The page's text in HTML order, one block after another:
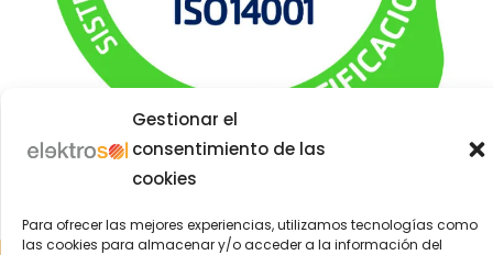
Gestionar el
consentimiento de las
cookies
Para ofrecer las mejores experiencias, utilizamos tecnologías como
las cookies para almacenar y/o acceder a la información del